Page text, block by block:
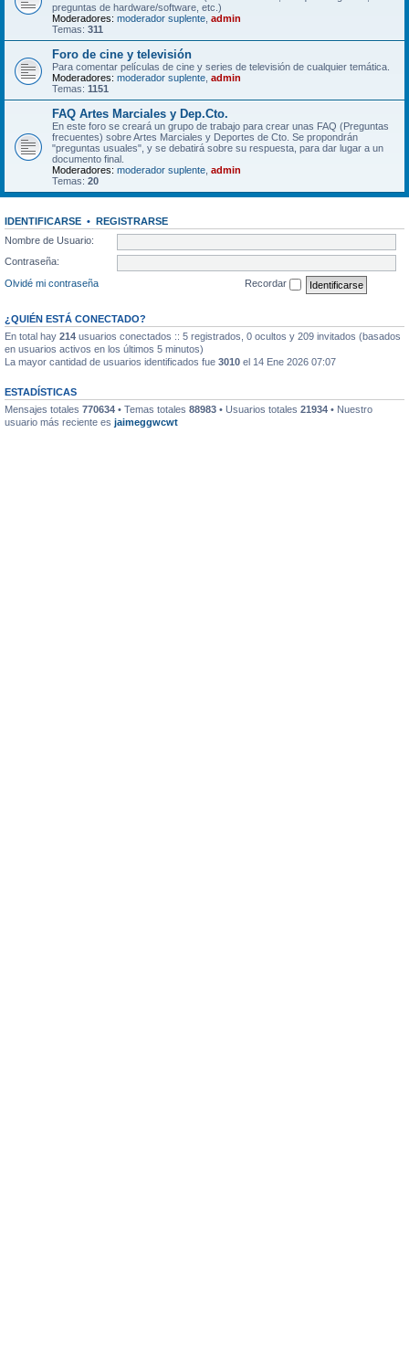
preguntas de hardware/software, etc.)
Moderadores: moderador suplente admin
Temas: 311
Foro de cine y televisión
Para comentar películas de cine y series de televisión de cualquier temática.
Moderadores: moderador suplente admin
Temas: 1151
FAQ Artes Marciales y Dep.Cto.
En este foro se creará un grupo de trabajo para crear unas FAQ (Preguntas
frecuentes) sobre Artes Marciales y Deportes de Cto. Se propondrán
"preguntas usuales", y se debatirá sobre su respuesta, para dar lugar a un
documento final.
Moderadores: moderador suplente admin
Temas: 20
IDENTIFICARSE • REGISTRARSE
Nombre de Usuario:
Contraseña:
Olvidé mi contraseña
Recordar
¿QUIÉN ESTÁ CONECTADO?
En total hay 214 usuarios conectados :: 5 registrados, 0 ocultos y 209 invitados (basados
en usuarios activos en los últimos 5 minutos)
La mayor cantidad de usuarios identificados fue 3010 el 14 Ene 2026 07:07
ESTADÍSTICAS
Mensajes totales 770634 • Temas totales 88983 • Usuarios totales 21934 • Nuestro
usuario más reciente es jaimeggwcwt